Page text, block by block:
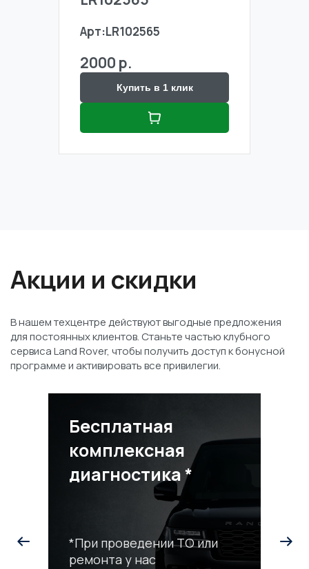
Арт:LR102565
2000 р.
Купить в 1 клик
Акции и скидки
В нашем техцентре действуют выгодные предложения
для постоянных клиентов. Станьте частью клубного
сервиса Land Rover, чтобы получить доступ к бонусной
программе и активировать все привилегии.
Бесплатная
комплексная
диагностика *
*При проведении ТО или
ремонта у нас